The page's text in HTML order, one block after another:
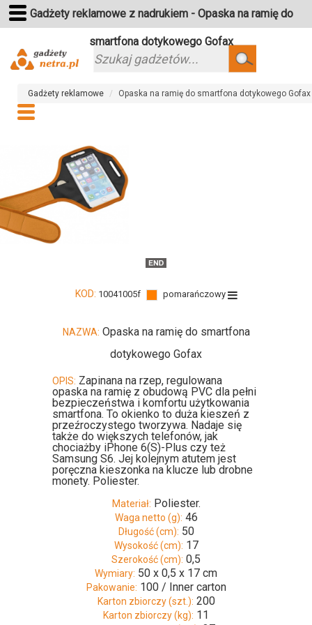
Gadżety reklamowe z nadrukiem - Opaska na ramię do
smartfona dotykowego Gofax
Szukaj
Gadżety reklamowe Opaska na ramię do smartfona dotykowego Gofax
KOD: 10041005f pomarańczowy
NAZWA: Opaska na ramię do smartfona
dotykowego Gofax
OPIS: Zapinana na rzep, regulowana
opaska na ramię z obudową PVC dla pełni
bezpieczeństwa i komfortu użytkowania
smartfona. To okienko to duża kieszeń z
przeźroczystego tworzywa. Nadaje się
także do większych telefonów, jak
chociażby iPhone 6(S)-Plus czy też
Samsung S6. Jej kolejnym atutem jest
poręczna kieszonka na klucze lub drobne
monety. Poliester.
Materiał: Poliester.
Waga netto (g): 46
Długość (cm): 50
Wysokość (cm): 17
Szerokość (cm): 0,5
Wymiary: 50 x 0,5 x 17 cm
Pakowanie: 100 / Inner carton
Karton zbiorczy (szt.): 200
Karton zbiorczy (kg): 11